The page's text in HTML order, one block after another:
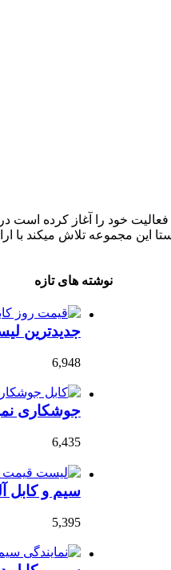
این مجموعه تلاش میکند با
نوشته های تازه
جدیدترین
6,948
جوشکاری
6,435
سیم و کابل
5,395